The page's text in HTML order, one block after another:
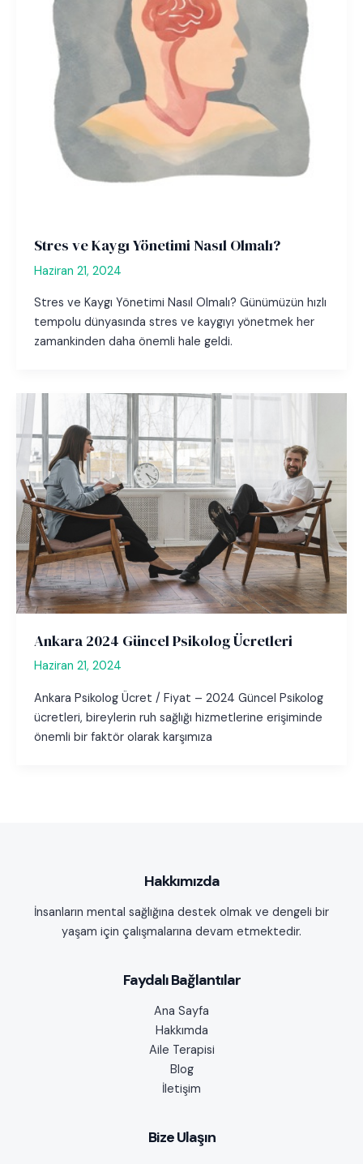
Stres ve Kaygı Yönetimi Nasıl Olmalı?
Haziran 21, 2024
Stres ve Kaygı Yönetimi Nasıl Olmalı? Günümüzün hızlı
tempolu dünyasında stres ve kaygıyı yönetmek her
zamankinden daha önemli hale geldi.
Ankara 2024 Güncel Psikolog Ücretleri
Haziran 21, 2024
Ankara Psikolog Ücret / Fiyat – 2024 Güncel Psikolog
ücretleri, bireylerin ruh sağlığı hizmetlerine erişiminde
önemli bir faktör olarak karşımıza
Hakkımızda
İnsanların mental sağlığına destek olmak ve dengeli bir
yaşam için çalışmalarına devam etmektedir.
Faydalı Bağlantılar
Ana Sayfa
Hakkımda
Aile Terapisi
Blog
İletişim
Bize Ulaşın